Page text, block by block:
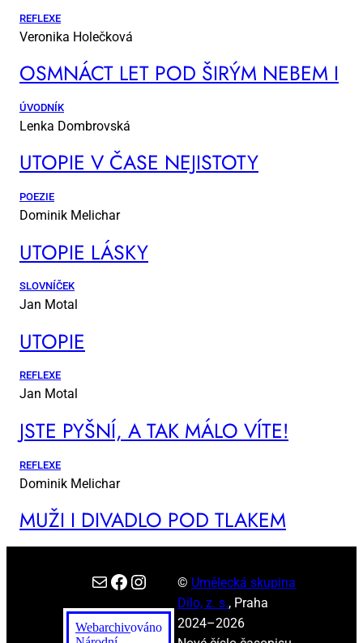
REFLEXE
Veronika Holečková
OSM­NÁCT LET POD ŠI­RÝM NE­BEM I
ÚVODNÍK
Lenka Dombrovská
UTO­PIE V ČA­SE NE­JIS­TO­TY
POEZIE
Dominik Melichar
UTO­PIE LÁS­KY
SLOVNÍČEK
Jan Motal
UTO­PIE
REFLEXE
Jan Motal
JSTE PYŠ­NÍ, A TAK MÁ­LO VÍ­TE!
REFLEXE
Dominik Melichar
MUŽI I DI­VA­DLO POD TLA­KEM
E-mail Facebook Instagram
Webarchivováno
© Umělecká skupina
Dílo, z. s., Praha
2024–2026